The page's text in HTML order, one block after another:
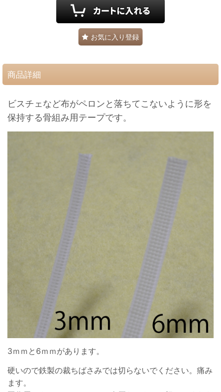
お気に入り登録
商品詳細
ビスチェなど布がペロンと落ちてこないように形を
保持する骨組み用テープです。
3ｍｍと6ｍｍがあります。
硬いので鉄製の裁ちばさみでは切らないでください。痛み
ます。